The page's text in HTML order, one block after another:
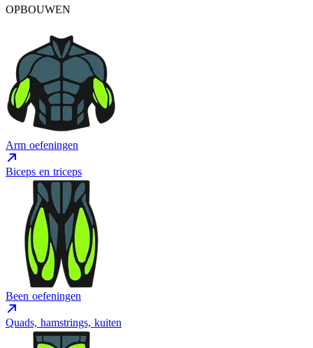
OPBOUWEN
Arm oefeningen
Biceps en triceps
Been oefeningen
Quads, hamstrings, kuiten